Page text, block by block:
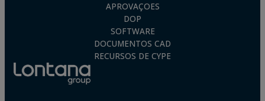
APROVAÇOES
DOP
SOFTWARE
DOCUMENTOS CAD
RECURSOS DE CYPE